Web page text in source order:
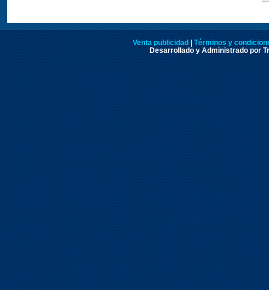
Venta publicidad
Términos y
Desarrollado y Administrado por